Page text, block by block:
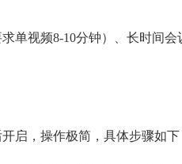
单视频8-10分钟）、长时间
启，操作极简，具体步骤如下